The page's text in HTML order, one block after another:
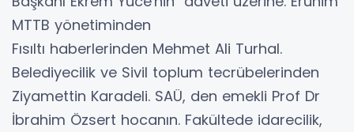
MTTB yönetiminden
Fısıltı haberlerinden Mehmet Ali Turhal.
Belediyecilik ve Sivil toplum tecrübelerinden
Ziyamettin Karadeli. SAÜ, den emekli Prof Dr
İbrahim Özsert hocanın. Fakültede idarecilik,